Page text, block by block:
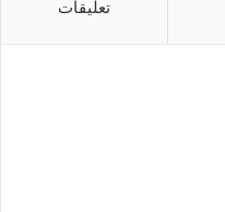
تعليقات